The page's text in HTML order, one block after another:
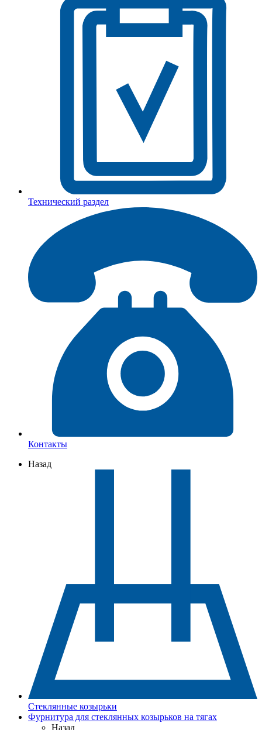
Технический раздел
Контакты
Назад
Стеклянные козырьки
Фурнитура для стеклянных козырьков на тягах
Назад